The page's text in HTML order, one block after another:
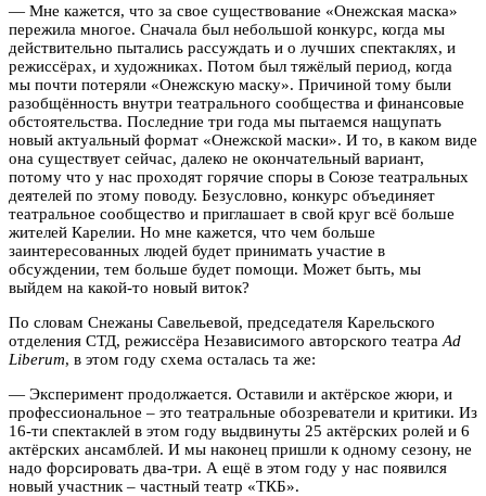
— Мне кажется, что за свое существование «Онежская маска»
пережила многое. Сначала был небольшой конкурс, когда мы
действительно пытались рассуждать и о лучших спектаклях, и
режиссёрах, и художниках. Потом был тяжёлый период, когда
мы почти потеряли «Онежскую маску». Причиной тому были
разобщённость внутри театрального сообщества и финансовые
обстоятельства. Последние три года мы пытаемся нащупать
новый актуальный формат «Онежской маски». И то, в каком виде
она существует сейчас, далеко не окончательный вариант,
потому что у нас проходят горячие споры в Союзе театральных
деятелей по этому поводу. Безусловно, конкурс объединяет
театральное сообщество и приглашает в свой круг всё больше
жителей Карелии. Но мне кажется, что чем больше
заинтересованных людей будет принимать участие в
обсуждении, тем больше будет помощи. Может быть, мы
выйдем на какой-то новый виток?
По словам Снежаны Савельевой, председателя Карельского
отделения СТД, режиссёра Независимого авторского театра Ad
Liberum, в этом году схема осталась та же:
— Эксперимент продолжается. Оставили и актёрское жюри, и
профессиональное – это театральные обозреватели и критики. Из
16-ти спектаклей в этом году выдвинуты 25 актёрских ролей и 6
актёрских ансамблей. И мы наконец пришли к одному сезону, не
надо форсировать два-три. А ещё в этом году у нас появился
новый участник – частный театр «ТКБ».